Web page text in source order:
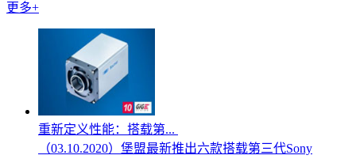
更多+
重新定义性能：搭载第...
（03.10.2020）堡盟最新推出六款搭载第三代Sony